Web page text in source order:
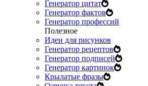
Генератор цитат
Генератор фактов
Генератор профессий
Полезное
Идеи для рисунков
Генератор рецептов
Генератор подписей
Генератор картинок
Крылатые фразы